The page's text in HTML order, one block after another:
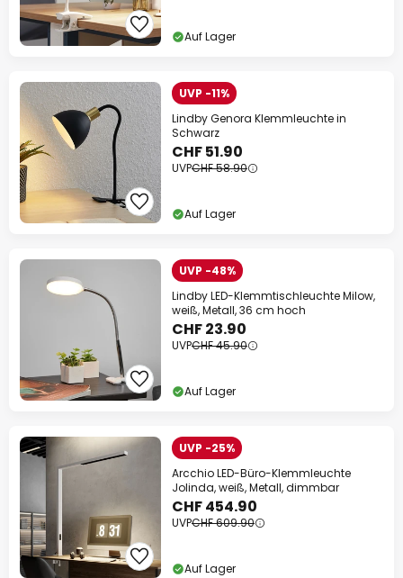
Auf Lager
UVP -11%
Lindby Genora Klemmleuchte in
Schwarz
CHF 51.90
UVPCHF 58.90
Auf Lager
UVP -48%
Lindby LED-Klemmtischleuchte Milow,
weiß, Metall, 36 cm hoch
CHF 23.90
UVPCHF 45.90
Auf Lager
UVP -25%
Arcchio LED-Büro-Klemmleuchte
Jolinda, weiß, Metall, dimmbar
CHF 454.90
UVPCHF 609.90
Auf Lager